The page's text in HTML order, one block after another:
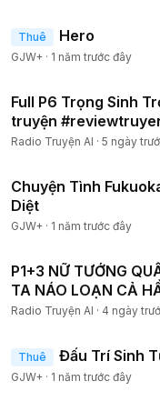
Thuê Hero
GJW+ · 1 năm trước đây
Full P6 Trọng Sinh
truyện
Radio Truyện AI · 5 ngày
Chuyện Tình
Diệt
GJW+ · 1 năm trước đây
P1+3 NỮ TƯỚNG
TA NÁO LOẠN CẢ
THIÊN HẠ
Radio Truyện AI · 4 ngày
Thuê Đấu Trí Sinh
GJW+ · 1 năm trước đây